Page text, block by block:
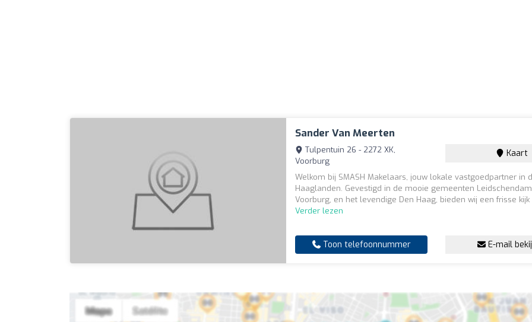
Sander Van Meerten
Tulpentuin 26 - 2272 XK,
Voorburg
Kaart
Welkom bij SMASH Makelaars, jouw lokale vastgoedpartner in
Haaglanden. Gevestigd in de mooie gemeenten
Voorburg, en het levendige Den Haag, bieden wij een frisse kijk
Verder lezen
Toon telefoonnummer E-mail